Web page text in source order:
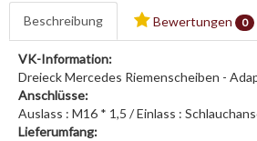
Beschreibung Bewertungen 0
VK-Information:
Dreieck Mercedes Riemenscheiben -
Anschlüsse:
Auslass : M16 * 1,5 / Einlass :
Lieferumfang: